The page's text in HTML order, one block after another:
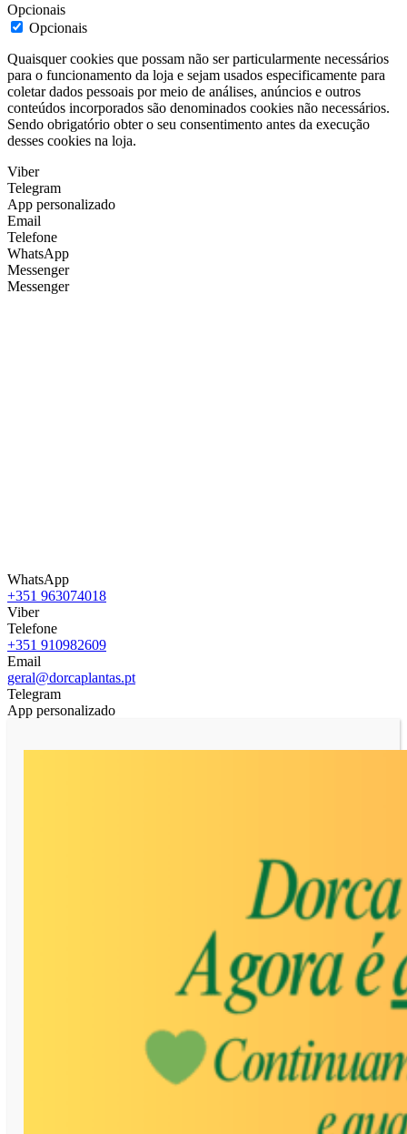
Opcionais
Opcionais
Quaisquer cookies que possam não ser particularmente necessários
para o funcionamento da loja e sejam usados especificamente para
coletar dados pessoais por meio de análises, anúncios e outros
conteúdos incorporados são denominados cookies não necessários.
Sendo obrigatório obter o seu consentimento antes da execução
desses cookies na loja.
Viber
Telegram
App personalizado
Email
Telefone
WhatsApp
Messenger
Messenger
WhatsApp
+351 963074018
Viber
Telefone
+351 910982609
Email
geral@dorcaplantas.pt
Telegram
App personalizado